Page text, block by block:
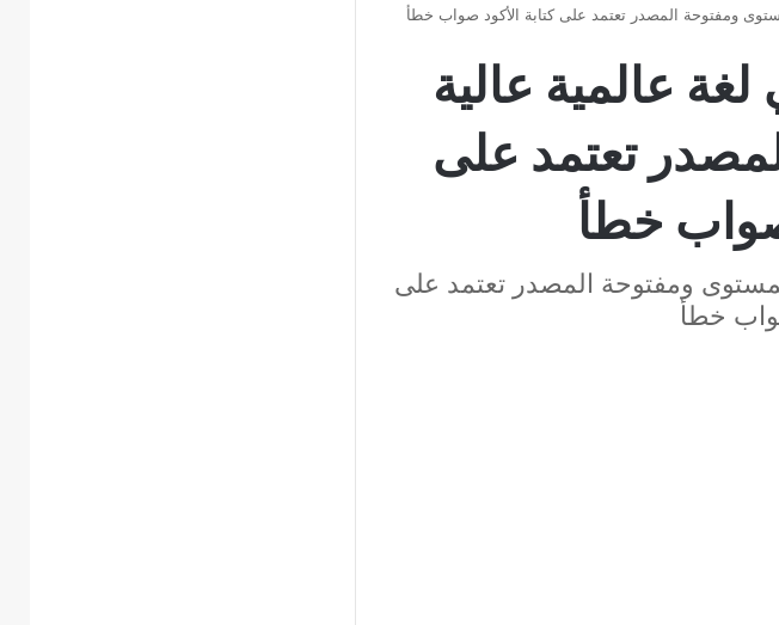
ومفتوحة المصدر تعتمد على كتابة الأكود صواب خطأ
عالمية عالية
تعتمد على
صواب خطأ
ومفتوحة المصدر تعتمد على
خطأ